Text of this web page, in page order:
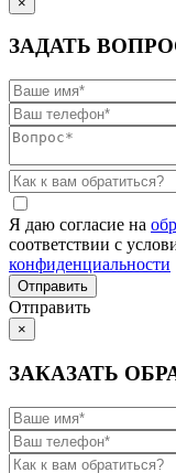
ЗАДАТЬ
Я даю согласие на
соответствии с
конфиденциальности
Отправить
×
ЗАКАЗАТЬ